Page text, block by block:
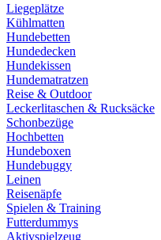
Liegeplätze
Kühlmatten
Hundebetten
Hundedecken
Hundekissen
Hundematratzen
Reise & Outdoor
Leckerlitaschen & Rucksäcke
Schonbezüge
Hochbetten
Hundeboxen
Hundebuggy
Leinen
Reisenäpfe
Spielen & Training
Futterdummys
Aktivspielzeug